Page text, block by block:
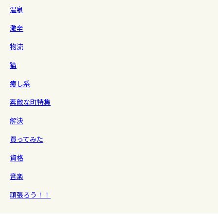
温泉
激辛
物流
猫
癒し系
素敵な町特集
解決
買ってみた
資格
音楽
頑張ろう！！